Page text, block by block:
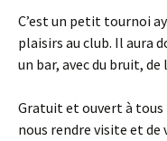
C’est un petit tournoi
plaisirs au club. Il aura
un bar, avec du bruit,
Gratuit et ouvert à tous
nous rendre visite et de